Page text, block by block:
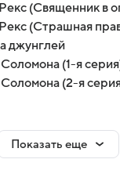
(Священник в
(Страшная
джунглей
(1-я
(2-я
Показать еще